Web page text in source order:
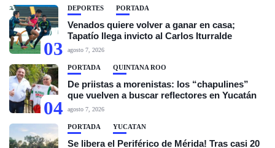
03
DEPORTES PORTADA
Venados quiere volver a ganar en casa;
Tapatío llega invicto al Carlos Iturralde
agosto 7, 2026
04
PORTADA QUINTANA ROO
De priistas a morenistas: los “chapulines”
que vuelven a buscar reflectores en Yucatán
agosto 7, 2026
PORTADA YUCATÁN
Se libera el Periférico de Mérida! Tras casi 20